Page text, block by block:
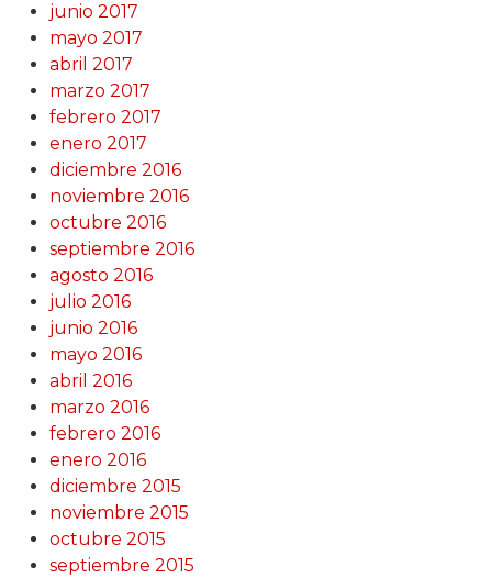
junio 2017
mayo 2017
abril 2017
marzo 2017
febrero 2017
enero 2017
diciembre 2016
noviembre 2016
octubre 2016
septiembre 2016
agosto 2016
julio 2016
junio 2016
mayo 2016
abril 2016
marzo 2016
febrero 2016
enero 2016
diciembre 2015
noviembre 2015
octubre 2015
septiembre 2015